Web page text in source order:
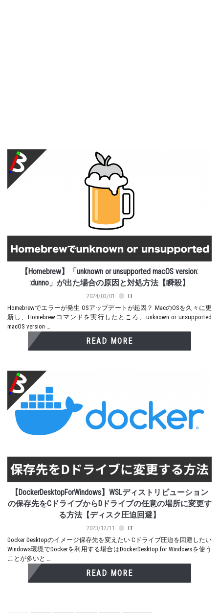
【Homebrew】「unknown or unsupported macOS version:
:dunno」が出た場合の原因と対処方法【瞬殺】
2024/03/01
IT
Homebrewでエラーが発生 OSアップデートが起因？ MacのOSを久々に更
新し、Homebrewコマンドを実行したところ、unknown or unsupported
macOS version …
READ MORE
【DockerDesktopForWindows】WSLディストリビューション
の保存先をCドライブからDドライブの任意の場所に変更す
る方法【ディスク圧迫回避】
2023/12/11
IT
Docker Desktopのイメージ保存先を変えたい Cドライブ圧迫を回避したい
Windows環境でDockerを利用する場合はDockerDesktop for Windowsを使う
ことが多いと …
READ MORE